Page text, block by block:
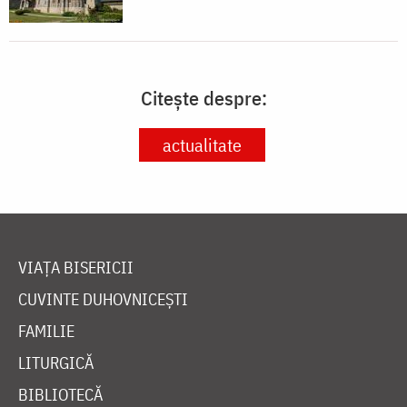
Citește despre:
actualitate
VIAȚA BISERICII
CUVINTE DUHOVNICEȘTI
FAMILIE
LITURGICĂ
BIBLIOTECĂ